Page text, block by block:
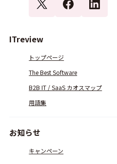
ITreview
トップページ
The Best Software
B2B IT / SaaS カオスマップ
用語集
お知らせ
キャンペーン